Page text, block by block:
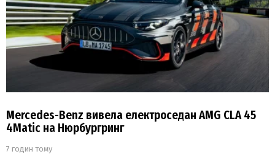
Mercedes-Benz вивела електроседан AMG CLA 45
4Matic на Нюрбургринг
7 годин тому